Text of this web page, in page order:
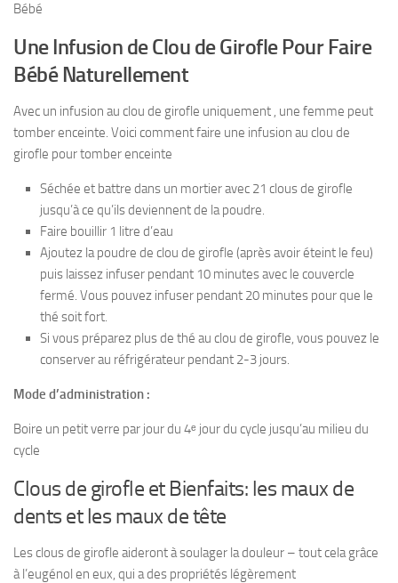
Bébé
Une Infusion de Clou de Girofle Pour Faire
Bébé Naturellement
Avec un infusion au clou de girofle uniquement , une femme peut
tomber enceinte. Voici comment faire une infusion au clou de
girofle pour tomber enceinte
Séchée et battre dans un mortier avec 21 clous de girofle
jusqu’à ce qu’ils deviennent de la poudre.
Faire bouillir 1 litre d’eau
Ajoutez la poudre de clou de girofle (après avoir éteint le feu)
puis laissez infuser pendant 10 minutes avec le couvercle
fermé. Vous pouvez infuser pendant 20 minutes pour que le
thé soit fort.
Si vous préparez plus de thé au clou de girofle, vous pouvez le
conserver au réfrigérateur pendant 2-3 jours.
Mode d’administration :
Boire un petit verre par jour du 4ᵉ jour du cycle jusqu’au milieu du
cycle
Clous de girofle et Bienfaits: les maux de
dents et les maux de tête
Les clous de girofle aideront à soulager la douleur – tout cela grâce
à l’eugénol en eux, qui a des propriétés légèrement